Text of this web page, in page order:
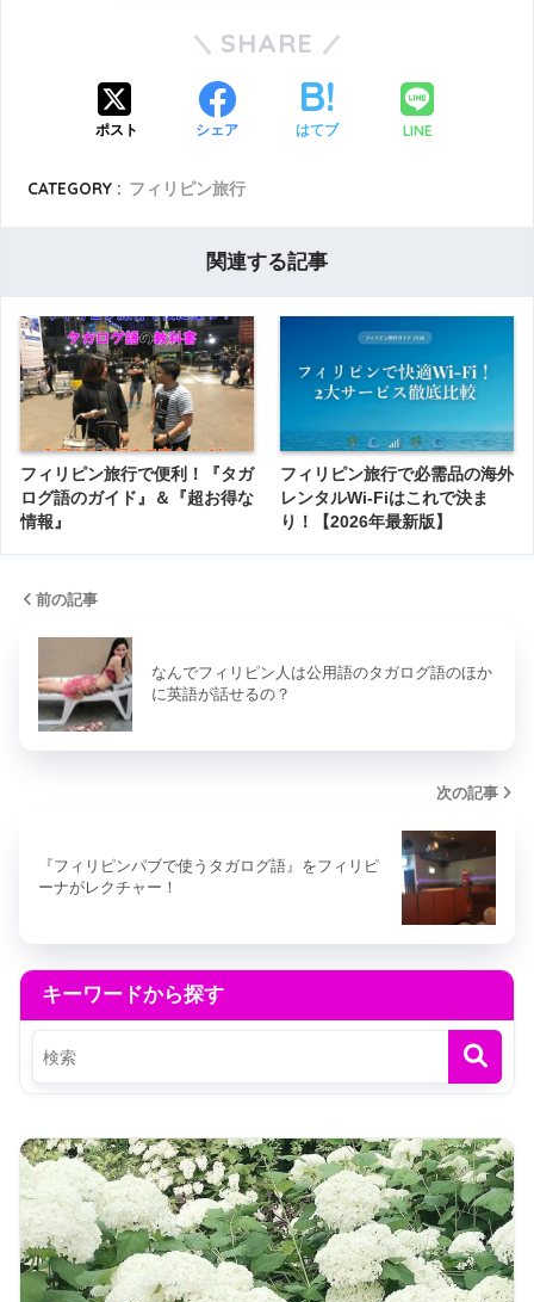
SHARE
ポスト シェア はてブ LINE
CATEGORY : フィリピン旅行
関連する記事
フィリピン旅行で便利！『タガ
ログ語のガイド』＆『超お得な
情報』
フィリピン旅行で必需品の海外
レンタルWi-Fiはこれで決ま
り！【2026年最新版】
前の記事
なんでフィリピン人は公用語のタガログ語のほか
に英語が話せるの？
次の記事
『フィリピンパブで使うタガログ語』をフィリピ
ーナがレクチャー！
キーワードから探す